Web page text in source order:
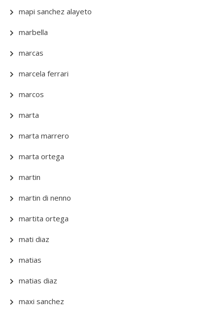
mapi sanchez alayeto
marbella
marcas
marcela ferrari
marcos
marta
marta marrero
marta ortega
martin
martin di nenno
martita ortega
mati diaz
matias
matias diaz
maxi sanchez